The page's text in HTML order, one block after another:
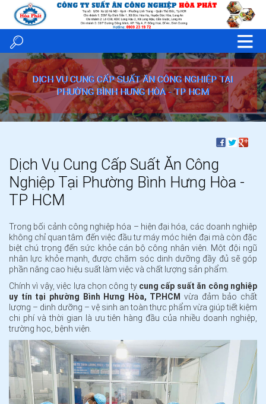
DỊCH VỤ CUNG CẤP SUẤT ĂN CÔNG NGHIỆP TẠI
PHƯỜNG BÌNH HƯNG HÒA - TP HCM
Dịch Vụ Cung Cấp Suất Ăn Công
Nghiệp Tại Phường Bình Hưng Hòa -
TP HCM
Trong bối cảnh công nghiệp hóa – hiện đại hóa, các doanh nghiệp
không chỉ quan tâm đến việc đầu tư máy móc hiện đại mà còn đặc
biệt chú trọng đến sức khỏe cán bộ công nhân viên. Một đội ngũ
nhân lực khỏe mạnh, được chăm sóc dinh dưỡng đầy đủ sẽ góp
phần nâng cao hiệu suất làm việc và chất lượng sản phẩm.
Chính vì vậy, việc lựa chọn công ty cung cấp suất ăn công nghiệp
uy tín tại phường Bình Hưng Hòa, TP.HCM vừa đảm bảo chất
lượng – dinh dưỡng – vệ sinh an toàn thực phẩm vừa giúp tiết kiệm
chi phí và thời gian là ưu tiên hàng đầu của nhiều doanh nghiệp,
trường học, bệnh viện.